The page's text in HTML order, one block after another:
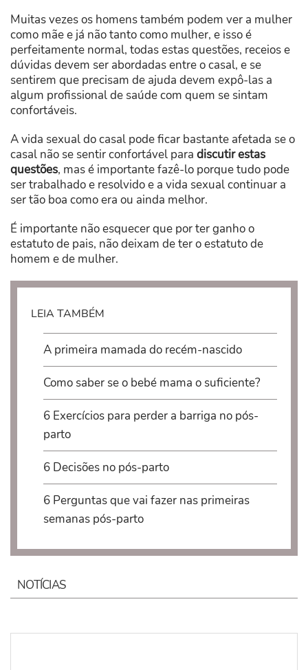
Muitas vezes os homens também podem ver a mulher
como mãe e já não tanto como mulher, e isso é
perfeitamente normal, todas estas questões, receios e
dúvidas devem ser abordadas entre o casal, e se
sentirem que precisam de ajuda devem expô-las a
algum profissional de saúde com quem se sintam
confortáveis.
A vida sexual do casal pode ficar bastante afetada se o
casal não se sentir confortável para discutir estas
questões, mas é importante fazê-lo porque tudo pode
ser trabalhado e resolvido e a vida sexual continuar a
ser tão boa como era ou ainda melhor.
É importante não esquecer que por ter ganho o
estatuto de pais, não deixam de ter o estatuto de
homem e de mulher.
LEIA TAMBÉM
A primeira mamada do recém-nascido
Como saber se o bebé mama o suficiente?
6 Exercícios para perder a barriga no pós-
parto
6 Decisões no pós-parto
6 Perguntas que vai fazer nas primeiras
semanas pós-parto
NOTÍCIAS